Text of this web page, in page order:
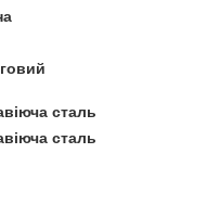
сталь
сталь